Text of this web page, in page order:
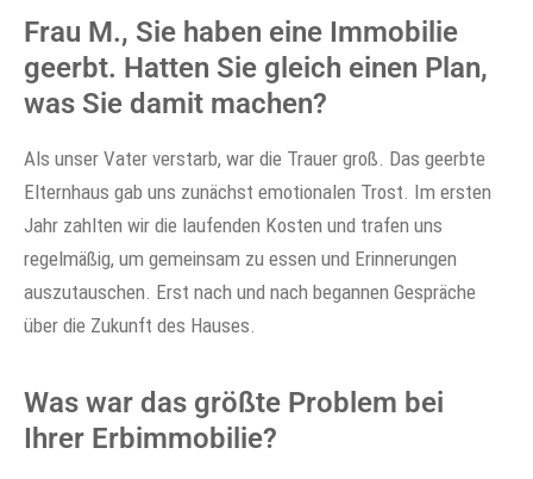
Frau M., Sie haben eine Immobilie
geerbt. Hatten Sie gleich einen Plan,
was Sie damit machen?
Als unser Vater verstarb, war die Trauer groß. Das geerbte
Elternhaus gab uns zunächst emotionalen Trost. Im ersten
Jahr zahlten wir die laufenden Kosten und trafen uns
regelmäßig, um gemeinsam zu essen und Erinnerungen
auszutauschen. Erst nach und nach begannen Gespräche
über die Zukunft des Hauses.
Was war das größte Problem bei
Ihrer Erbimmobilie?